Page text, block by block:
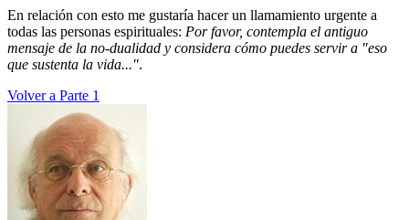
En relación con esto me gustaría hacer un llamamiento urgente a
todas las personas espirituales: Por favor, contempla el antiguo
mensaje de la no-dualidad y considera cómo puedes servir a "eso
que sustenta la vida...".
Volver a Parte 1